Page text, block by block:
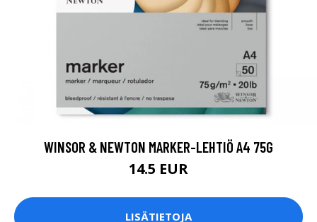
WINSOR & NEWTON MARKER-LEHTIÖ A4 75G
14.5 EUR
LISÄTIETOJA